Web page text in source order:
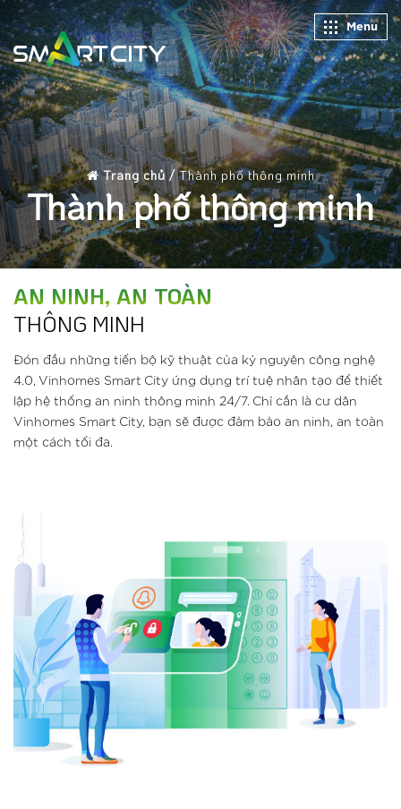
Menu
Trang chủ / Thành phố thông minh
Thành phố thông minh
AN NINH, AN TOÀN
THÔNG MINH
Đón đầu những tiến bộ kỹ thuật của kỷ nguyên công nghệ
4.0, Vinhomes Smart City ứng dụng trí tuệ nhân tạo để thiết
lập hệ thống an ninh thông minh 24/7. Chỉ cần là cư dân
Vinhomes Smart City, bạn sẽ được đảm bảo an ninh, an toàn
một cách tối đa.